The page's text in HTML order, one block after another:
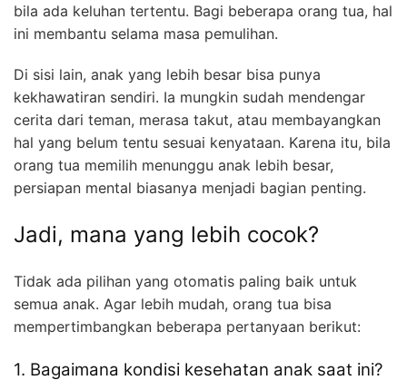
bila ada keluhan tertentu. Bagi beberapa orang tua, hal
ini membantu selama masa pemulihan.
Di sisi lain, anak yang lebih besar bisa punya
kekhawatiran sendiri. Ia mungkin sudah mendengar
cerita dari teman, merasa takut, atau membayangkan
hal yang belum tentu sesuai kenyataan. Karena itu, bila
orang tua memilih menunggu anak lebih besar,
persiapan mental biasanya menjadi bagian penting.
Jadi, mana yang lebih cocok?
Tidak ada pilihan yang otomatis paling baik untuk
semua anak. Agar lebih mudah, orang tua bisa
mempertimbangkan beberapa pertanyaan berikut:
1. Bagaimana kondisi kesehatan anak saat ini?